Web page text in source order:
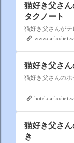
猫好き父さ
タクノート
猫好き父さ
猫好き父さ
き